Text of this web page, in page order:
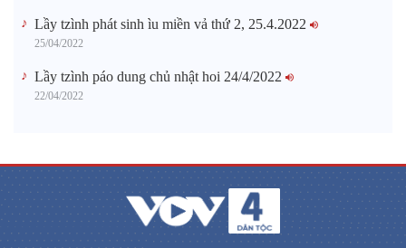
Lầy tzình phát sinh ìu miền vả thứ 2, 25.4.2022
25/04/2022
Lầy tzình páo dung chủ nhật hoi 24/4/2022
22/04/2022